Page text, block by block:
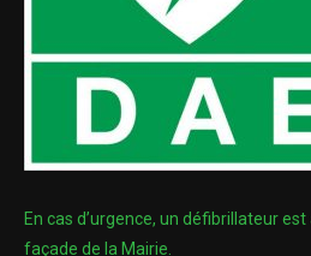
En cas d’urgence, un défibrillateur
façade de la Mairie.